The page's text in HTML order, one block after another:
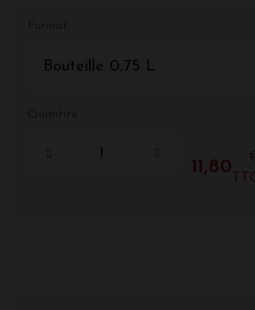
Bouteille 0,75 L
11,80